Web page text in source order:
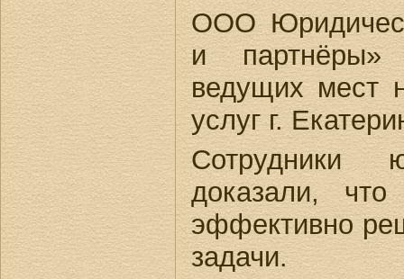
ООО
и
ведущих мест
услуг г.
Сотрудники
доказали,
эффективно
задачи.